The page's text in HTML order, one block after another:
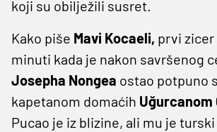
koji su obilježili susret.
Kako piše Mavi Kocaeli, prvi zicer
minuti kada je nakon savršenog
Josepha Nongea ostao potpuno
kapetanom domaćih Uğurcanom
Pucao je iz blizine, ali mu je turski